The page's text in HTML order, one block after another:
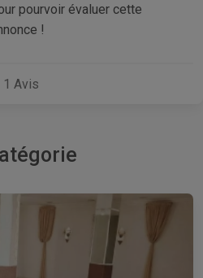
pourvoir évaluer cette
!
1 Avis